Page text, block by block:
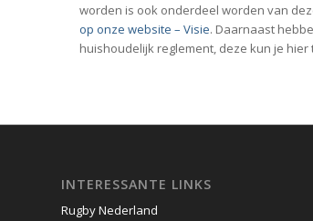
worden is ook onderdeel worden van
op onze website – Visie. Daarnaast
huishoudelijk reglement, deze kun je hier
INTERESSANTE LINKS
Rugby Nederland